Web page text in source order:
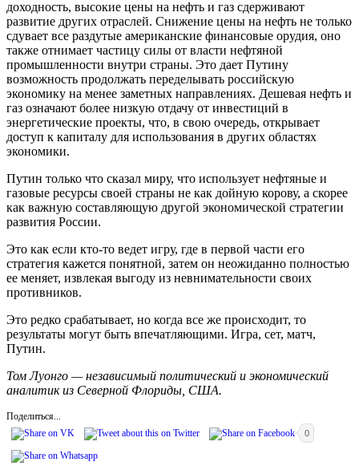
доходность, высокие цены на нефть и газ сдерживают
развитие других отраслей. Снижение цены на нефть не только
сдувает все раздутые американские финансовые орудия, оно
также отнимает частицу силы от власти нефтяной
промышленности внутри страны. Это дает Путину
возможность продолжать переделывать российскую
экономику на менее заметных направлениях. Дешевая нефть и
газ означают более низкую отдачу от инвестиций в
энергетические проекты, что, в свою очередь, открывает
доступ к капиталу для использования в других областях
экономики.
Путин только что сказал миру, что использует нефтяные и
газовые ресурсы своей страны не как дойную корову, а скорее
как важную составляющую другой экономической стратегии
развития России.
Это как если кто-то ведет игру, где в первой части его
стратегия кажется понятной, затем он неожиданно полностью
ее меняет, извлекая выгоду из невнимательности своих
противников.
Это редко срабатывает, но когда все же происходит, то
результаты могут быть впечатляющими. Игра, сет, матч,
Путин.
Том Луонго — независимый политический и экономический
аналитик из Северной Флориды, США.
Поделиться...
0